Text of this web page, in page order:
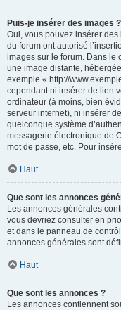
Puis-je insérer des images ?
Oui, vous pouvez insérer
du forum ont autorisé
images sur le forum. Dans le
une image distante,
exemple « http://
cependant ni insérer de lien
ordinateur (à moins, bien
serveur internet), ni insérer
quelconque système
messagerie électronique de
mot de passe, etc. Pour
Haut
Que sont les annonces
Les annonces générales
vous devriez consulter en
et dans le panneau de
annonces générales sont
Haut
Que sont les annonces ?
Les annonces contiennent